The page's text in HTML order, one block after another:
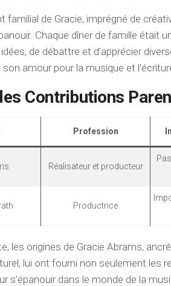
familial de Gracie, imprégné de
Chaque dîner de famille était
de débattre et d’apprécier
amour pour la musique et
Contributions
Profession
Réalisateur et producteur
Productrice
les origines de Gracie Abrams,
lui ont fourni non seulement les
s’épanouir dans le monde de la